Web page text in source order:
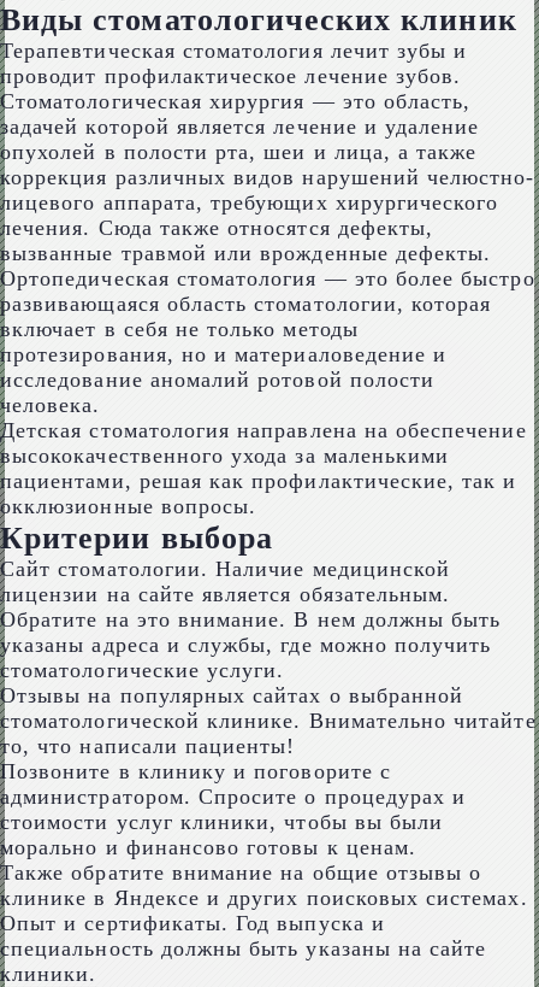
Виды стоматологических клиник
Терапевтическая стоматология лечит зубы и
проводит профилактическое лечение зубов.
Стоматологическая хирургия — это область,
задачей которой является лечение и удаление
опухолей в полости рта, шеи и лица, а также
коррекция различных видов нарушений челюстно-
лицевого аппарата, требующих хирургического
лечения. Сюда также относятся дефекты,
вызванные травмой или врожденные дефекты.
Ортопедическая стоматология — это более быстро
развивающаяся область стоматологии, которая
включает в себя не только методы
протезирования, но и материаловедение и
исследование аномалий ротовой полости
человека.
Детская стоматология направлена на обеспечение
высококачественного ухода за маленькими
пациентами, решая как профилактические, так и
окклюзионные вопросы.
Критерии выбора
Сайт стоматологии. Наличие медицинской
лицензии на сайте является обязательным.
Обратите на это внимание. В нем должны быть
указаны адреса и службы, где можно получить
стоматологические услуги.
Отзывы на популярных сайтах о выбранной
стоматологической клинике. Внимательно читайте
то, что написали пациенты!
Позвоните в клинику и поговорите с
администратором. Спросите о процедурах и
стоимости услуг клиники, чтобы вы были
морально и финансово готовы к ценам.
Также обратите внимание на общие отзывы о
клинике в Яндексе и других поисковых системах.
Опыт и сертификаты. Год выпуска и
специальность должны быть указаны на сайте
клиники.